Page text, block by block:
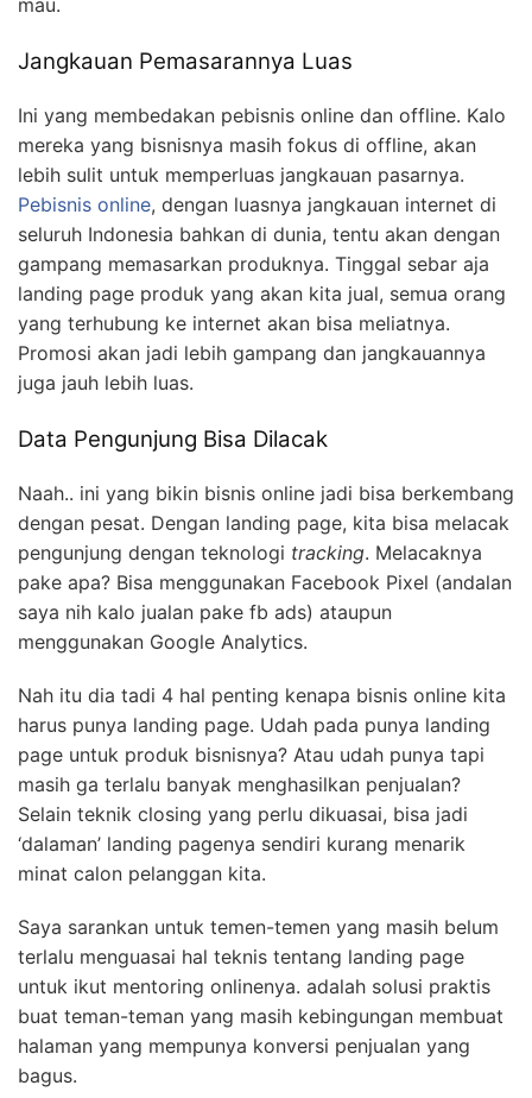
mau.
Jangkauan Pemasarannya Luas
Ini yang membedakan pebisnis online dan offline. Kalo
mereka yang bisnisnya masih fokus di offline, akan
lebih sulit untuk memperluas jangkauan pasarnya.
Pebisnis online, dengan luasnya jangkauan internet di
seluruh Indonesia bahkan di dunia, tentu akan dengan
gampang memasarkan produknya. Tinggal sebar aja
landing page produk yang akan kita jual, semua orang
yang terhubung ke internet akan bisa meliatnya.
Promosi akan jadi lebih gampang dan jangkauannya
juga jauh lebih luas.
Data Pengunjung Bisa Dilacak
Naah.. ini yang bikin bisnis online jadi bisa berkembang
dengan pesat. Dengan landing page, kita bisa melacak
pengunjung dengan teknologi tracking. Melacaknya
pake apa? Bisa menggunakan Facebook Pixel (andalan
saya nih kalo jualan pake fb ads) ataupun
menggunakan Google Analytics.
Nah itu dia tadi 4 hal penting kenapa bisnis online kita
harus punya landing page. Udah pada punya landing
page untuk produk bisnisnya? Atau udah punya tapi
masih ga terlalu banyak menghasilkan penjualan?
Selain teknik closing yang perlu dikuasai, bisa jadi
‘dalaman’ landing pagenya sendiri kurang menarik
minat calon pelanggan kita.
Saya sarankan untuk temen-temen yang masih belum
terlalu menguasai hal teknis tentang landing page
untuk ikut mentoring onlinenya. adalah solusi praktis
buat teman-teman yang masih kebingungan membuat
halaman yang mempunya konversi penjualan yang
bagus.